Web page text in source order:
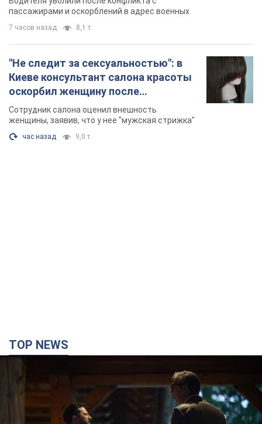
Видео
пассажирами и оскорблений в адрес военных
7 часов назад 8,1 т.
"Не следит за сексуальностью": в
Киеве консультант салона красоты
оскорбил женщину после
химиотерапии, разгорелся скандал.
Фото
Сотрудник салона оценил внешность
женщины, заявив, что у нее "мужская стрижка"
час назад 9,0 т.
TOP NEWS